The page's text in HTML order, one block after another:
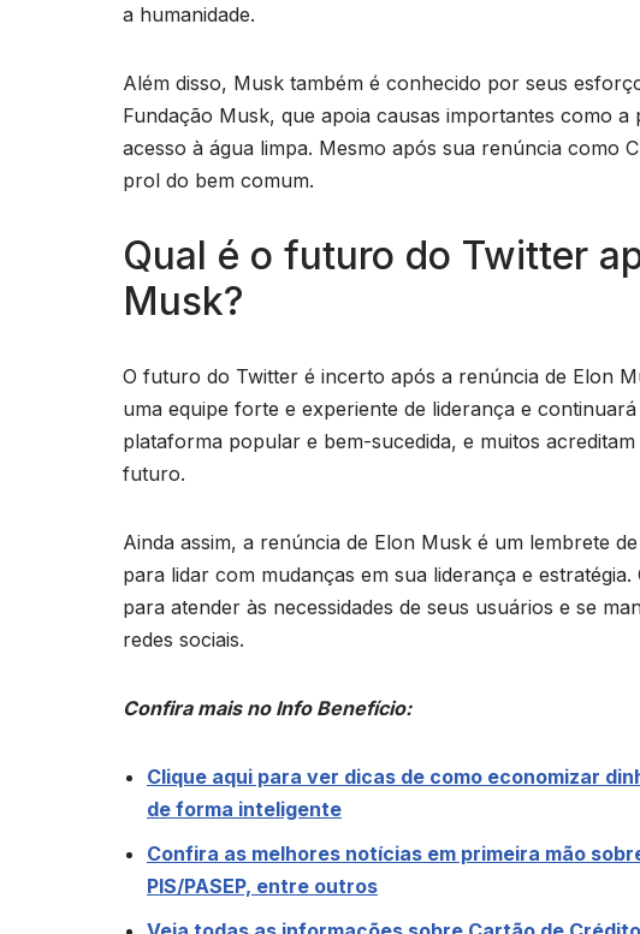
a humanidade.
Além disso, Musk também é conhecido por seus
Fundação Musk, que apoia causas importantes como
acesso à água limpa. Mesmo após sua renúncia como
prol do bem comum.
Qual é o futuro do Twitter
Musk?
O futuro do Twitter é incerto após a renúncia de Elon
uma equipe forte e experiente de liderança e
plataforma popular e bem-sucedida, e muitos
futuro.
Ainda assim, a renúncia de Elon Musk é um lembrete
para lidar com mudanças em sua liderança e
para atender às necessidades de seus usuários e se
redes sociais.
Confira mais no Info Benefício:
Clique aqui para ver dicas de como economizar
de forma inteligente
Confira as melhores notícias em primeira mão
PIS/PASEP, entre outros